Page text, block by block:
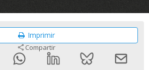
Imprimir
Compartir